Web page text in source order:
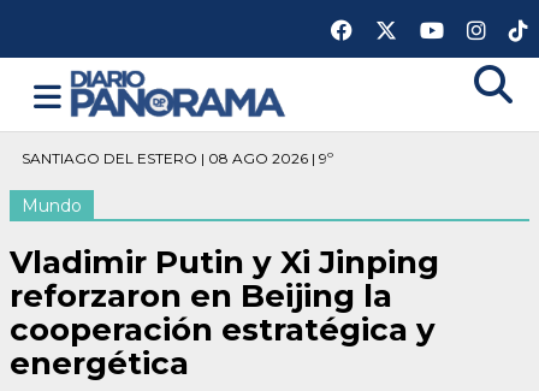
SANTIAGO DEL ESTERO | 08 AGO 2026 | 9º
Mundo
Vladimir Putin y Xi Jinping
reforzaron en Beijing la
cooperación estratégica y
energética